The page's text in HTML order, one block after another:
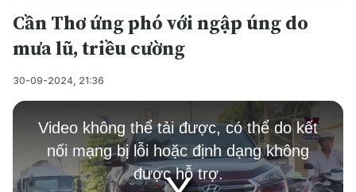
Cần Thơ ứng phó với ngập úng do
mưa lũ, triều cường
30-09-2024, 21:36
This
window.
Video không thể tải được, có thể do kết
nối mạng bị lỗi hoặc định dạng không
được hỗ trợ.